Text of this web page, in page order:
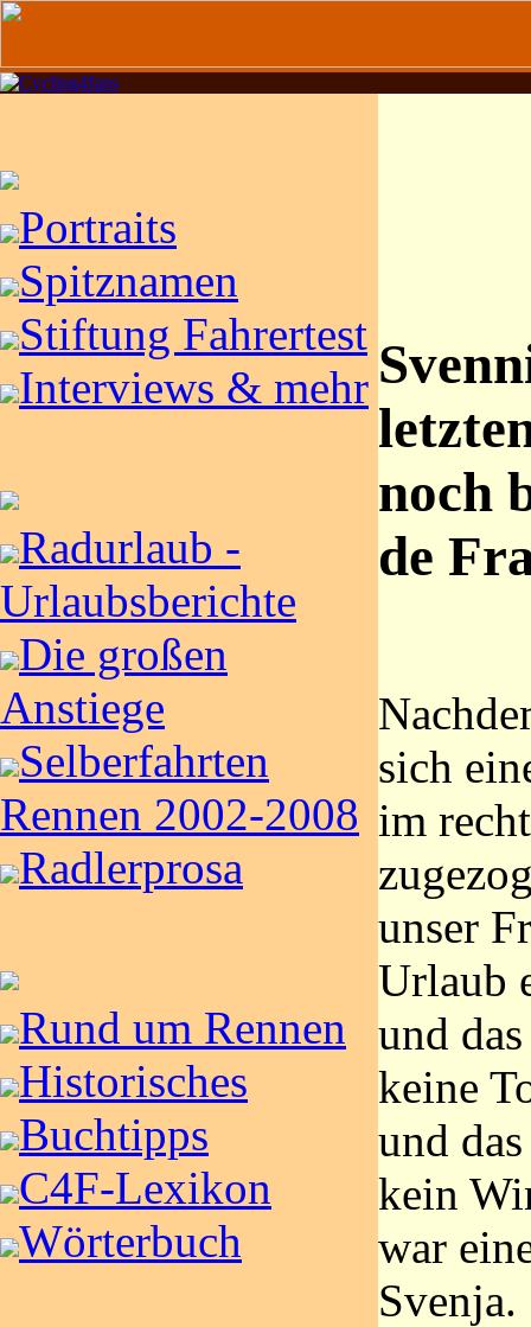
Portraits
Spitznamen
Stiftung Fahrertest
Interviews & mehr
Radurlaub -
Urlaubsberichte
Die großen
Anstiege
Selberfahrten
Rennen 2002-2008
Radlerprosa
Rund um Rennen
Historisches
Buchtipps
C4F-Lexikon
Wörterbuch
noch
de
sich
im
unser
Urlaub
und
keine
und
kein
war
Svenja.